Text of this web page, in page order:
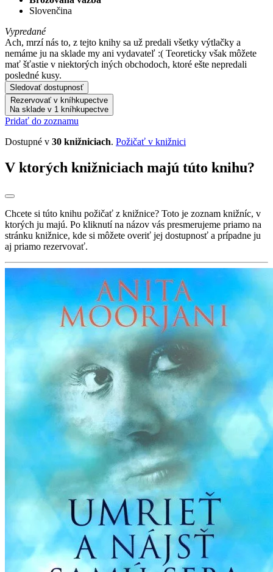
Slovenčina
Vypredané
Ach, mrzí nás to, z tejto knihy sa už predali všetky výtlačky a
nemáme ju na sklade my ani vydavateľ :( Teoreticky však môžete
mať šťastie v niektorých iných obchodoch, ktoré ešte nepredali
posledné kusy.
Sledovať dostupnosť
Rezervovať v kníhkupectve
Na sklade v 1 kníhkupectve
Pridať do zoznamu
Dostupné v 30 knižniciach. Požičať v knižnici
V ktorých knižniciach majú túto knihu?
Chcete si túto knihu požičať z knižnice? Toto je zoznam knižníc, v
ktorých ju majú. Po kliknutí na názov vás presmerujeme priamo na
stránku knižnice, kde si môžete overiť jej dostupnosť a prípadne ju
aj priamo rezervovať.